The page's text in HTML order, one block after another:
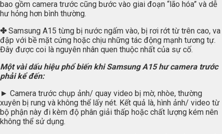
bao gồm camera trước cũng bước vào giai đoạn “lão hóa” và dễ
hư hỏng hơn bình thường.
✤Samsung A15 từng bị nước ngấm vào, bị rơi rớt từ trên cao, va
đập với bề mặt cứng hoặc chịu những tác động mạnh tương tự.
Đây được coi là nguyên nhân quen thuộc nhất của sự cố.
Một vài dấu hiệu phổ biến khi Samsung A15 hư camera trước
phải kể đến:
► Camera trước chụp ảnh/ quay video bị mờ, nhòe, thường
xuyên bị rung và không thể lấy nét. Kết quả là, hình ảnh/ video từ
bộ phận này đi kèm độ phân giải thấp hoặc chất lượng kém nên
không thể sử dụng.